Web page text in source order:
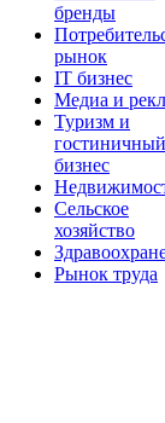
бренды
рынок
IT бизнес
Медиа и
Туризм и
гостиничный
бизнес
Сельское
хозяйство
Рынок труда